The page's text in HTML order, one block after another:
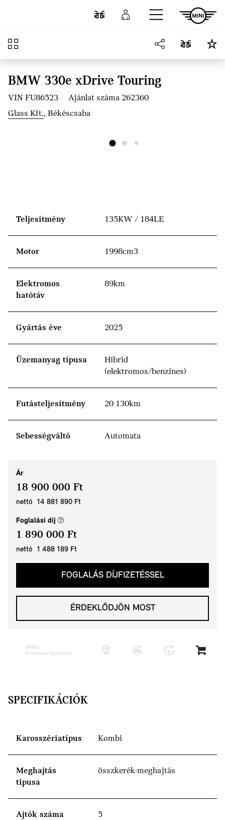
ÖsszehasonlításBejelentkezés
Áttekintés
BMW 330e xDrive Touring
VIN FU86523
Ajánlat száma 262360
Glass Kft., Békéscsaba
Teljesítmény 135KW / 184LE
Motor 1998cm3
Elektromos
hatótáv
89km
Gyártás éve 2025
Üzemanyag típusa
Hibrid
(elektromos/benzines)
Futásteljesítmény 20 130km
Sebességváltó Automata
Ár
18 900 000 Ft
nettó 14 881 890 Ft
Foglalási díj (új ablak)
1 890 000 Ft
nettó 1 488 189 Ft
FOGLALÁS DÍJFIZETÉSSEL
ÉRDEKLŐDJÖN MOST
SPECIFIKÁCIÓK
Karosszériatípus Kombi
Meghajtás
típusa
összkerék-meghajtás
Ajtók száma 5